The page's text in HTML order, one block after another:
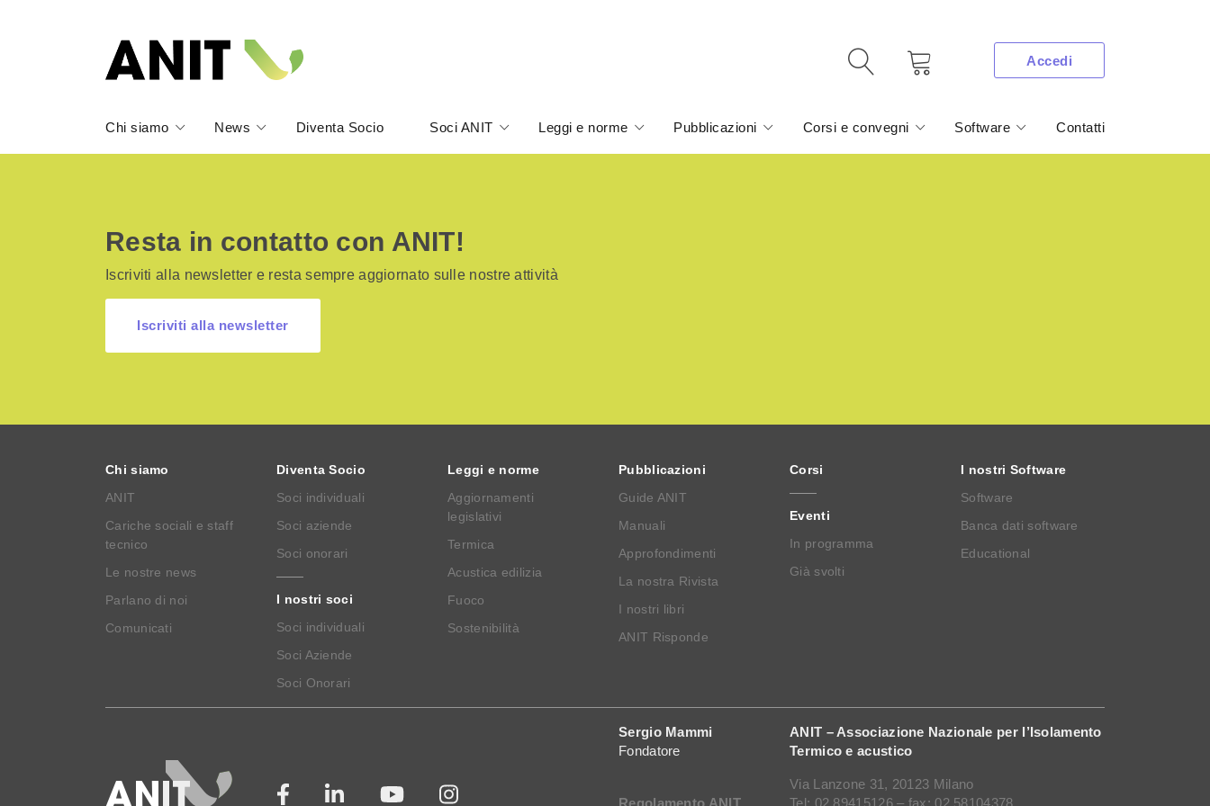
Accedi
Chi siamo News Diventa Socio Soci ANIT Leggi e norme Pubblicazioni Corsi e convegni Software Contatti
Resta in contatto con ANIT!
Iscriviti alla newsletter e resta sempre aggiornato sulle nostre attività
Iscriviti alla newsletter
Chi siamo
ANIT
Cariche sociali e staff
tecnico
Le nostre news
Parlano di noi
Comunicati
Diventa Socio
Soci individuali
Soci aziende
Soci onorari
I nostri soci
Soci individuali
Soci Aziende
Soci Onorari
Leggi e norme
Aggiornamenti
legislativi
Termica
Acustica edilizia
Fuoco
Sostenibilità
Pubblicazioni
Guide ANIT
Manuali
Approfondimenti
La nostra Rivista
I nostri libri
ANIT Risponde
Corsi
Eventi
In programma
Già svolti
I nostri Software
Software
Banca dati software
Educational
Sergio Mammi
Fondatore
Regolamento ANIT
ANIT – Associazione Nazionale per l’Isolamento
Termico e acustico
Via Lanzone 31, 20123 Milano
Tel: 02 89415126 – fax: 02 58104378